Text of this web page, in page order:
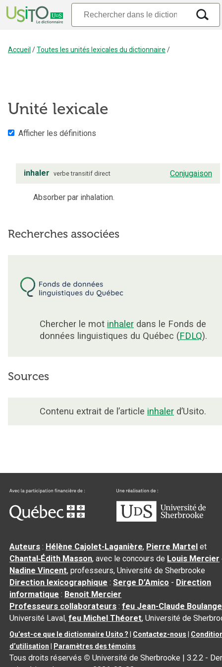
Accueil /Toutes les unités lexicales du dictionnaire /
Unité lexicale
Afficher les définitions
inhaler verbe transitif direct Conjugaison
Absorber par inhalation.
Recherches associées
Chercher le mot inhaler dans le Fonds de
données linguistiques du Québec (FDLQ).
Sources
Contenu extrait de l’article inhaler d’Usito.
Auteurs : Hélène Cajolet-Laganière, Pierre Martel et
Chantal‑Édith Masson, avec le concours de Louis Mercier
Nadine Vincent, professeurs, Université de Sherbrooke
Direction lexicographique :Serge D’Amico - Direction
informatique : Benoit Mercier
Professeurs collaborateurs :feu Jean-Claude
Université Laval,feu Michel Théoret, Université de
Qu’est-ce que le dictionnaire Usito ? Contactez-nous
d’utilisation
Paramètres des témoins
Tous droits réservés © Université de Sherbrooke |3.2.2 -